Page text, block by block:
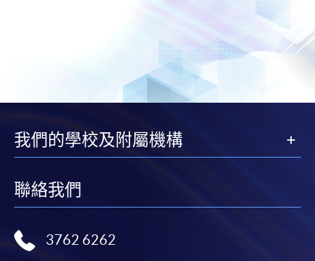
我們的學校及附屬機構
聯絡我們
3762 6262